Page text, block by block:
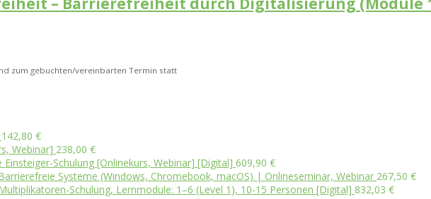
zum gebuchten/vereinbarten Termin statt
142,80 €
Webinar] 238,00 €
Schulung [Onlinekurs, Webinar] [Digital] 609,90 €
Systeme (Windows, Chromebook, macOS) | Onlineseminar, Webinar 267,50 €
Schulung, Lernmodule: 1–6 (Level 1), 10-15 Personen [Digital] 832,03 €